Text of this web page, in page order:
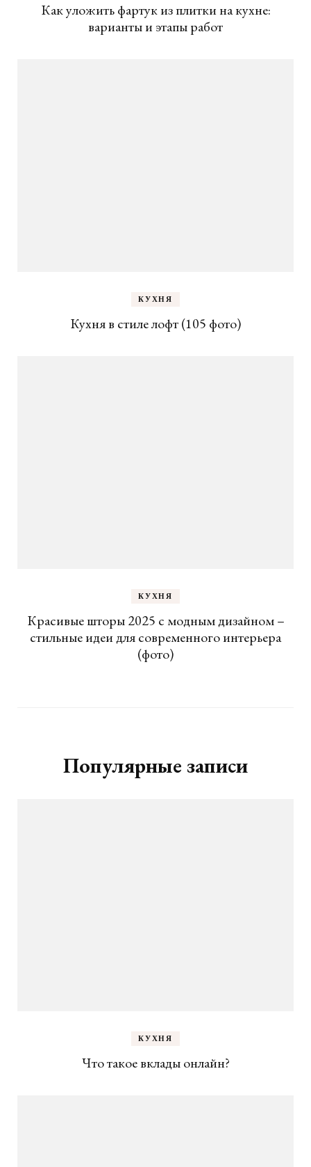
Как уложить фартук из плитки на кухне:
варианты и этапы работ
КУХНЯ
Кухня в стиле лофт (105 фото)
КУХНЯ
Красивые шторы 2025 с модным дизайном –
стильные идеи для современного интерьера
(фото)
Популярные записи
КУХНЯ
Что такое вклады онлайн?